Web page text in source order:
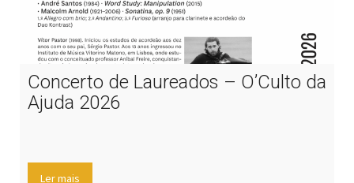
Concerto de Laureados – O’Culto da
Ajuda 2026
Ler mais